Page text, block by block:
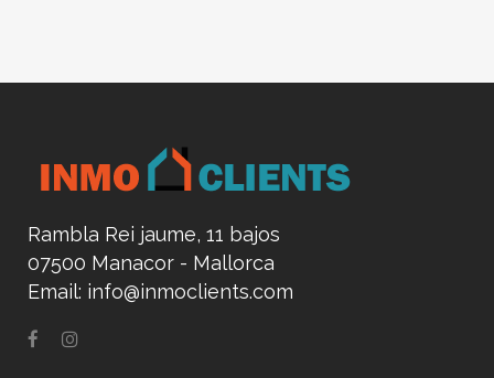
Rambla Rei jaume, 11 bajos
07500 Manacor - Mallorca
Email: info@inmoclients.com